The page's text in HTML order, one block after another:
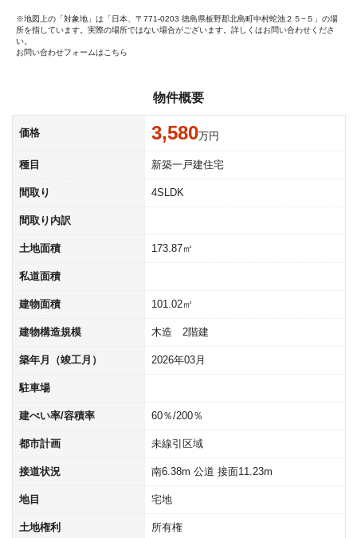
※地図上の「対象地」は「日本、〒771-0203 徳島県板野郡北島町中村蛇池２５−５」の場
所を指しています。実際の場所ではない場合がございます。詳しくはお問い合わせくださ
い。
お問い合わせフォームはこちら
物件概要
価格 3,580万円
種目 新築一戸建住宅
間取り 4SLDK
間取り内訳
土地面積 173.87㎡
私道面積
建物面積 101.02㎡
建物構造規模 木造 2階建
築年月（竣工月） 2026年03月
駐車場
建ぺい率/容積率 60％/200％
都市計画 未線引区域
接道状況 南6.38m 公道 接面11.23m
地目 宅地
土地権利 所有権